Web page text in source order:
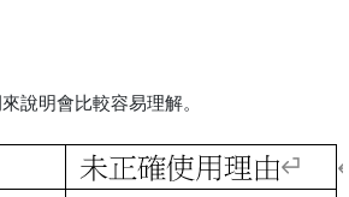
說明會比較容易理解。